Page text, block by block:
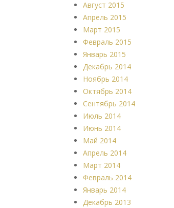
Август 2015
Апрель 2015
Март 2015
Февраль 2015
Январь 2015
Декабрь 2014
Ноябрь 2014
Октябрь 2014
Сентябрь 2014
Июль 2014
Июнь 2014
Май 2014
Апрель 2014
Март 2014
Февраль 2014
Январь 2014
Декабрь 2013